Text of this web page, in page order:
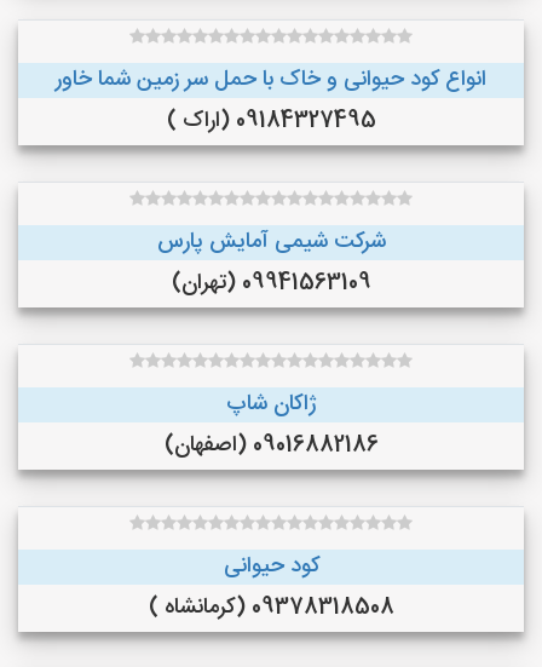
انواع کود حیوانی و خاک با حمل سر زمین شما خاور
09184327495 (اراک )
شرکت شیمی آمایش پارس
09941563109 (تهران)
ژاکان شاپ
09016882186 (اصفهان)
کود حیوانی
09378318508 (کرمانشاه )